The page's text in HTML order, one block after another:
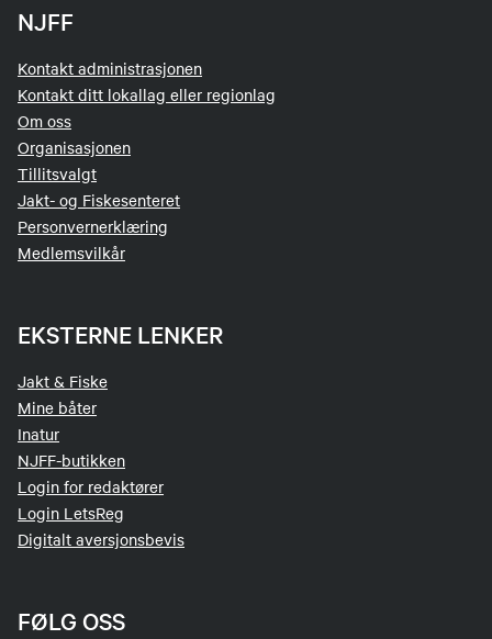
NJFF
Kontakt administrasjonen
Kontakt ditt lokallag eller regionlag
Om oss
Organisasjonen
Tillitsvalgt
Jakt- og Fiskesenteret
Personvernerklæring
Medlemsvilkår
EKSTERNE LENKER
Jakt & Fiske
Mine båter
Inatur
NJFF-butikken
Login for redaktører
Login LetsReg
Digitalt aversjonsbevis
FØLG OSS